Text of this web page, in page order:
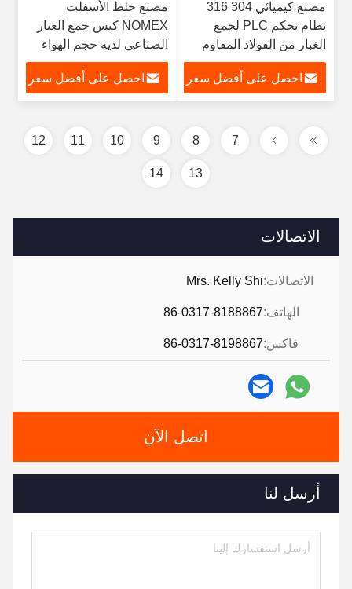
الاتصالات
الاتصالات:Mrs. Kelly Shi
الهاتف:86-0317-8188867
فاكس:86-0317-8198867
اتصل الآن
أرسل لنا
مصنع كيميائي 304 316
نظام تحكم PLC لجمع
الغبار من الفولاذ المقاوم
للصدأ
احصل على أفضل سعر
مصنع خلط الأسفلت
NOMEX كيس جمع الغبار
الصناعي لديه حجم الهواء
الكبير و تأثير جيد
احصل على أفضل سعر
7
8
9
10
11
12
13
14